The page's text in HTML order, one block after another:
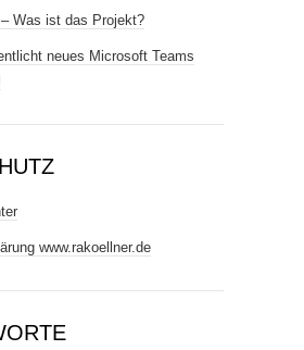
Was ist das Projekt?
neues Microsoft Teams
www.rakoellner.de